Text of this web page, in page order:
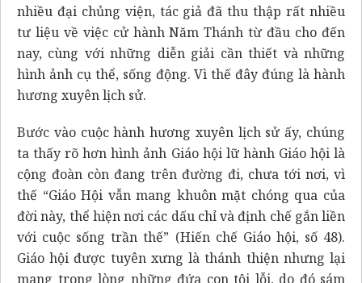
nhiều đại chủng viện, tác giả đã thu thập rất nhiều
tư liệu về việc cử hành Năm Thánh từ đầu cho đến
nay, cùng với những diễn giải cần thiết và những
hình ảnh cụ thể, sống động. Vì thế đây đúng là hành
hương xuyên lịch sử.
Bước vào cuộc hành hương xuyên lịch sử ấy, chúng
ta thấy rõ hơn hình ảnh Giáo hội lữ hành Giáo hội là
cộng đoàn còn đang trên đường đi, chưa tới nơi, vì
thế “Giáo Hội vẫn mang khuôn mặt chóng qua của
đời này, thể hiện nơi các dấu chỉ và định chế gắn liền
với cuộc sống trần thế” (Hiến chế Giáo hội, số 48).
Giáo hội được tuyên xưng là thánh thiện nhưng lại
mang trong lòng những đứa con tội lỗi, do đó sám